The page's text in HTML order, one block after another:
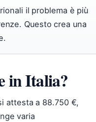
il problema è più
Questo crea una
in Italia?
attesta a 88.750 €,
varia